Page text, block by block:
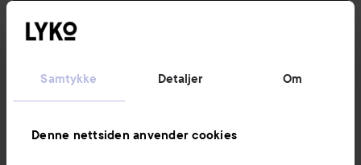
Samtykke Detaljer Om
Denne nettsiden anvender cookies
Kundeservice
Informasjon